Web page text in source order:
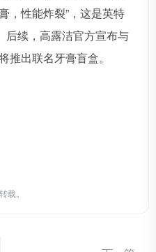
，性能炸裂”，这是英特
后续，高露洁官方宣布与
推出联名牙膏盲盒。
载。